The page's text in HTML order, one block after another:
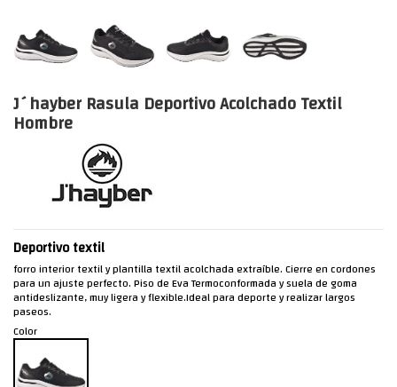
J´hayber Rasula Deportivo Acolchado Textil
Hombre
Deportivo textil
forro interior textil y plantilla textil acolchada extraíble. Cierre en cordones
para un ajuste perfecto. Piso de Eva Termoconformada y suela de goma
antideslizante, muy ligera y flexible.Ideal para deporte y realizar largos
paseos.
Color